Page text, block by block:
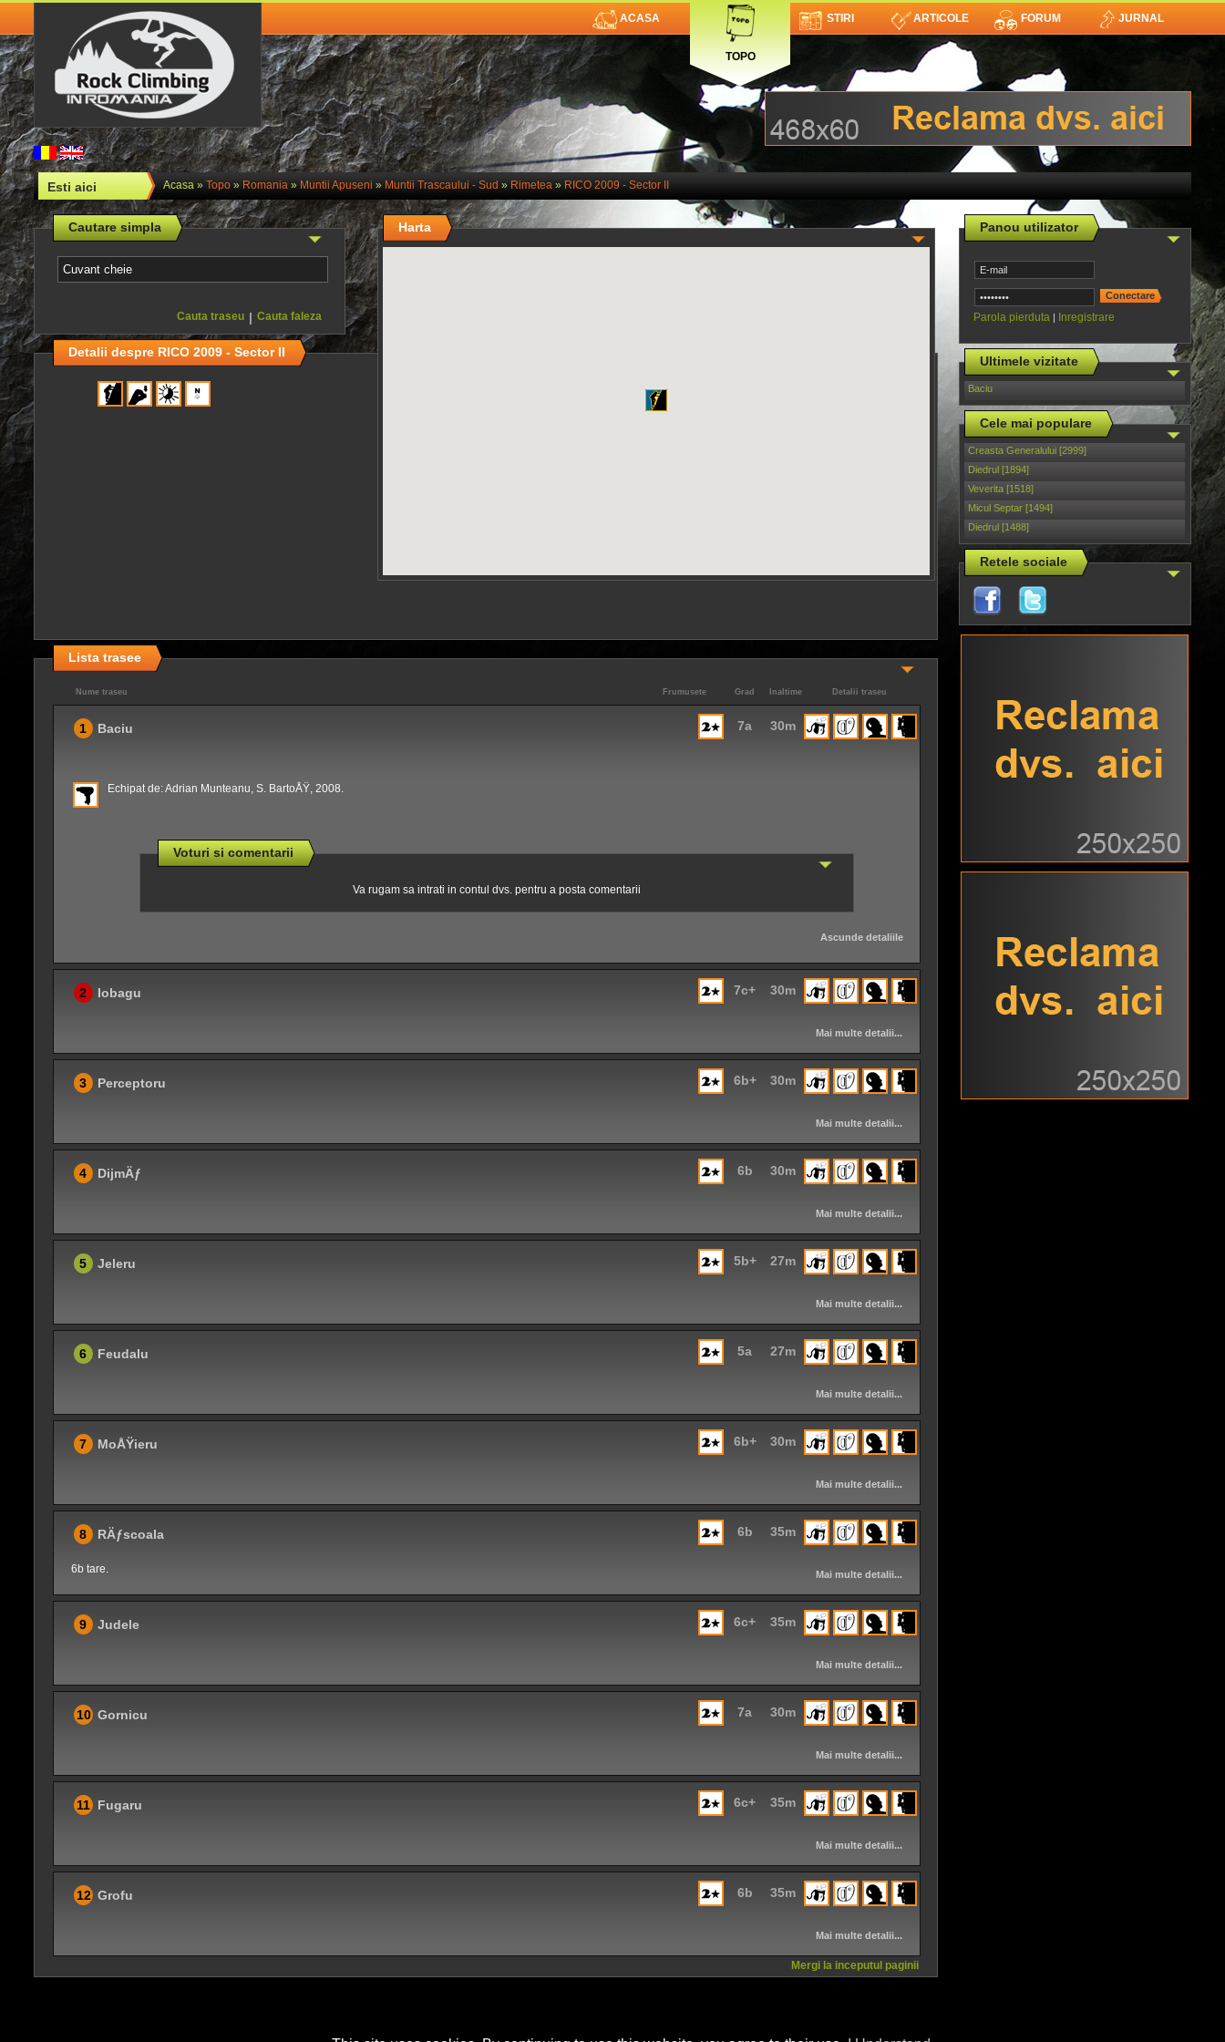
JURNAL
FORUM
ARTICOLE
STIRI
TOPO
ACASA
Esti aici Acasa» Topo» Romania» Muntii Apuseni » Muntii Trascaului - Sud » Rimetea» RICO 2009 - Sector II
Panou utilizator
Parola pierduta | Inregistrare
Ultimele vizitate
Baciu
Cele mai populare
Creasta Generalului [2999]
Diedrul [1894]
Veverita [1518]
Micul Septar [1494]
Diedrul [1488]
Retele sociale
Cautare simpla
Cauta faleza
|
Cauta traseu
Harta
Detalii despre RICO 2009 - Sector II
Lista trasee
Detalii traseu
Inaltime
Grad
Frumusete
Nume traseu
30m
7a
1 Baciu
Echipat de: Adrian Munteanu, S. BartoÅŸ, 2008.
Voturi si comentarii
Va rugam sa intrati in contul dvs. pentru a posta comentarii
Ascunde detaliile
30m
7c+
2 Iobagu
Mai multe detalii...
30m
6b+
3 Perceptoru
Mai multe detalii...
30m
6b
4 DijmÄƒ
Mai multe detalii...
27m
5b+
5 Jeleru
Mai multe detalii...
27m
5a
6 Feudalu
Mai multe detalii...
30m
6b+
7 MoÅŸieru
Mai multe detalii...
35m
6b
8 RÄƒscoala
Mai multe detalii...
6b tare.
35m
6c+
9 Judele
Mai multe detalii...
30m
7a
10 Gornicu
Mai multe detalii...
35m
6c+
11 Fugaru
Mai multe detalii...
35m
6b
12 Grofu
Mai multe detalii...
Mergi la inceputul paginii